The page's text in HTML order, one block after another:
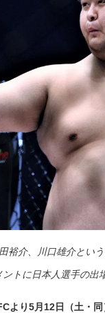
裕介、川口雄介とい
トに日本人選手の出
より5月12日（土・